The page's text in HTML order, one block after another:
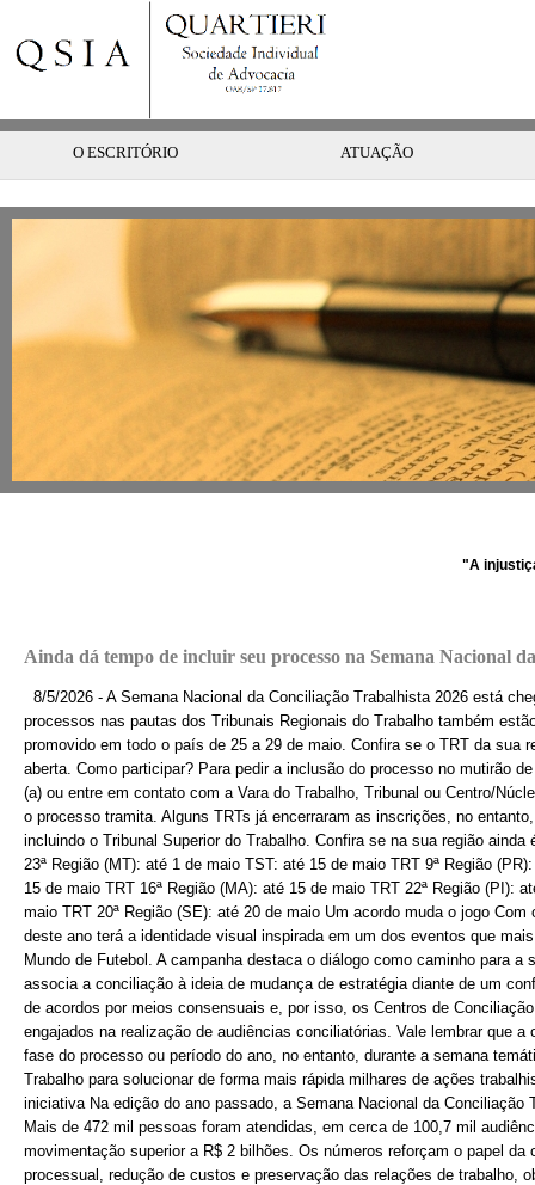
O ESCRITÓRIO ATUAÇÃO
"A injustiça
Ainda dá tempo de incluir seu processo na Semana Nacional
8/5/2026 - A Semana Nacional da Conciliação Trabalhista 2026 está
processos nas pautas dos Tribunais Regionais do Trabalho também
promovido em todo o país de 25 a 29 de maio. Confira se o TRT da sua
aberta. Como participar? Para pedir a inclusão do processo no mutirão
(a) ou entre em contato com a Vara do Trabalho, Tribunal ou Centro/
o processo tramita. Alguns TRTs já encerraram as inscrições, no
incluindo o Tribunal Superior do Trabalho. Confira se na sua região
23ª Região (MT): até 1 de maio TST: até 15 de maio TRT 9ª Região
15 de maio TRT 16ª Região (MA): até 15 de maio TRT 22ª Região (PI):
maio TRT 20ª Região (SE): até 20 de maio Um acordo muda o jogo Com
deste ano terá a identidade visual inspirada em um dos eventos que
Mundo de Futebol. A campanha destaca o diálogo como caminho para
associa a conciliação à ideia de mudança de estratégia diante de um
de acordos por meios consensuais e, por isso, os Centros de
engajados na realização de audiências conciliatórias. Vale lembrar que
fase do processo ou período do ano, no entanto, durante a semana
Trabalho para solucionar de forma mais rápida milhares de ações
iniciativa Na edição do ano passado, a Semana Nacional da Conciliação
Mais de 472 mil pessoas foram atendidas, em cerca de 100,7 mil
movimentação superior a R$ 2 bilhões. Os números reforçam o papel
processual, redução de custos e preservação das relações de trabalho,